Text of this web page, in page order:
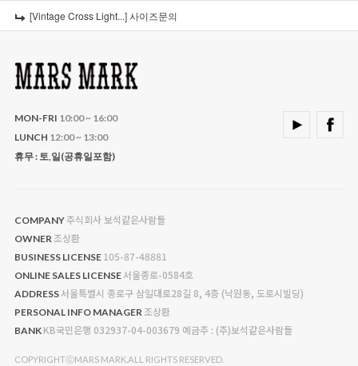
[Vintage Cross Light...]사이즈문의
MON-FRI 10:00 ~ 16:00
LUNCH 12:00 ~ 13:00
휴무 : 토,일(공휴일포함)
COMPANY 주식회사 보석같은사람들
OWNER 조상환
BUSINESS LICENSE 105-87-48881
ONLINE SALES LICENSE서울종로-0584호
ADDRESS서울특별시 종로구 삼일대로28길 8, 4층 (낙원동, 도로시빌딩)
PERSONAL INFO MANAGER 조상환
BANK KB국민은행 032937-04-003679 예금주 : (주)보석같은사람들
COPYRIGHTⓒMARS MARK.ALL RIGHTS RESERVED.